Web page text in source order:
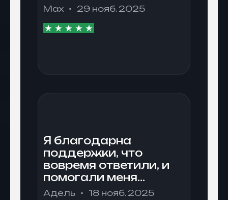
Max 29 нояб. 2025
Я благодарна
поддержки, что
вовремя ответили, и
помогали меня
разобраться. Я
Адель 18 нояб. 2025